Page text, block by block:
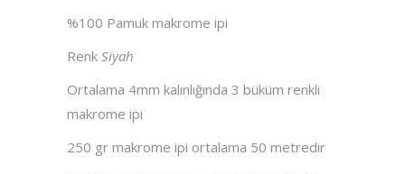
%100 Pamuk makrome ipi
Renk Siyah
Ortalama 4mm kalınlığında 3 büküm renkli
makrome ipi
250 gr makrome ipi ortalama 50 metredir